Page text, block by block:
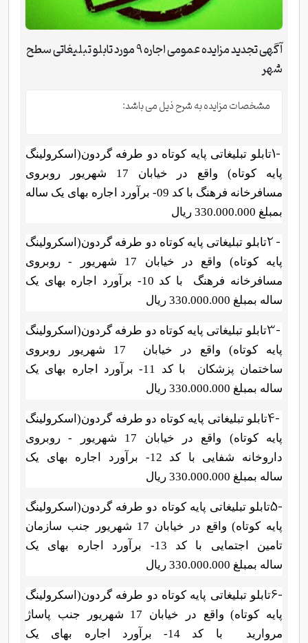
آگهی تجدید مزایده عمومی اجاره 9 مورد تابلو تبلیغاتی سطح
شهر
مشخصات مزایده به شرح ذیل می باشد:
1-تابلو تبلیغاتی پایه کوتاه دو طرفه گردون(اسکرولینگ
پایه کوتاه) واقع در خیابان 17 شهریور روبروی
مسافرخانه فرهنگ با کد 09- برآورد اجاره بهای یک ساله
بمبلغ 330.000.000 ریال
2 -تابلو تبلیغاتی پایه کوتاه دو طرفه گردون(اسکرولینگ
پایه کوتاه) واقع در
خیابان 17 شهریور - روبروی
مسافرخانه فرهنگ
با کد 10- برآورد اجاره بهای
یک
ساله بمبلغ 330.000.000 ریال
3-تابلو تبلیغاتی پایه کوتاه دو طرفه گردون(اسکرولینگ
پایه کوتاه) واقع در
خیابان
17 شهریور روبروی
ساختمان پزشکان
با کد 11- برآورد اجاره بهای
یک
ساله بمبلغ 330.000.000 ریال
4-تابلو تبلیغاتی پایه کوتاه دو طرفه گردون(اسکرولینگ
پایه کوتاه) واقع در خیابان 17 شهریور - روبروی
داروخانه شفایی با کد 12- برآورد اجاره بهای
یک
ساله بمبلغ 330.000.000 ریال
5-تابلو تبلیغاتی پایه کوتاه دو طرفه گردون(اسکرولینگ
پایه کوتاه) واقع در
خیابان 17 شهریور
جنب سازمان
تامین اجتمایی با کد 13- برآورد اجاره بهای
یک
ساله بمبلغ 330.000.000 ریال
6-تابلو تبلیغاتی پایه کوتاه دو طرفه گردون(اسکرولینگ
پایه کوتاه) واقع در
خیابان 17 شهریور جنب
پاساژ
مروارید
با کد 14- برآورد اجاره بهای
یک